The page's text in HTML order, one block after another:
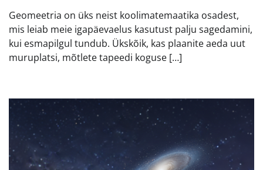
Geomeetria on üks neist koolimatemaatika osadest,
mis leiab meie igapäevaelus kasutust palju sagedamini,
kui esmapilgul tundub. Ükskõik, kas plaanite aeda uut
muruplatsi, mõtlete tapeedi koguse […]